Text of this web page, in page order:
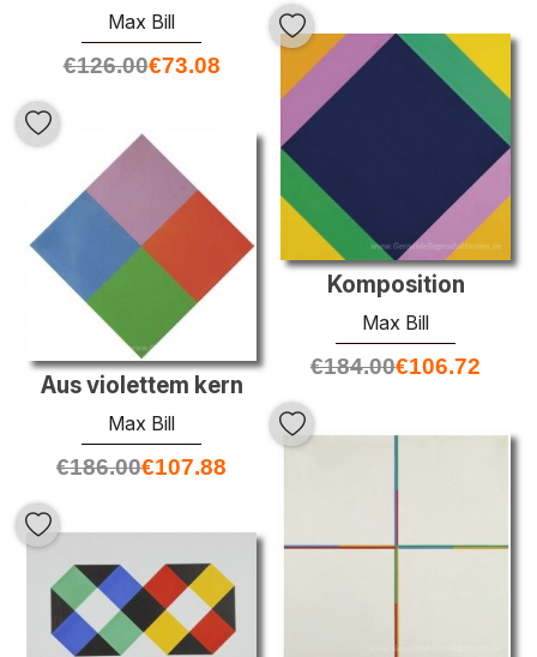
Max Bill
€126.00€73.08
Komposition
Max Bill
€184.00€106.72
Aus violettem kern
Max Bill
€186.00€107.88